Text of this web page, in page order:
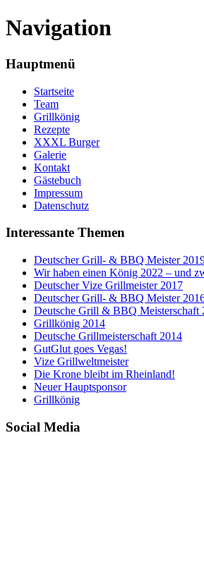
Navigation
Hauptmenü
Startseite
Team
Grillkönig
Rezepte
XXXL Burger
Galerie
Kontakt
Gästebuch
Impressum
Datenschutz
Interessante Themen
Deutscher Grill- & BBQ Meister
Wir haben einen König 2022 – und
Deutscher Vize Grillmeister 2017
Deutscher Grill- & BBQ Meister
Deutsche Grill & BBQ Meisterschaft
Grillkönig 2014
Deutsche Grillmeisterschaft 2014
GutGlut goes Vegas!
Vize Grillweltmeister
Die Krone bleibt im Rheinland!
Neuer Hauptsponsor
Grillkönig
Social Media